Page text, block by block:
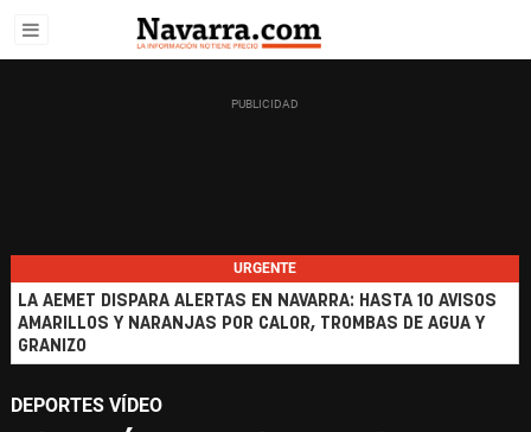
URGENTE
LA AEMET DISPARA ALERTAS EN NAVARRA: HASTA 10 AVISOS
AMARILLOS Y NARANJAS POR CALOR, TROMBAS DE AGUA Y
GRANIZO
DEPORTES VÍDEO